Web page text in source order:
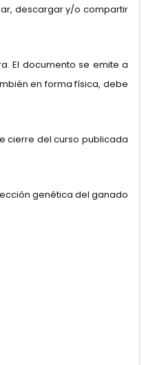
descargar y/o compartir
El documento se emite a
en forma física, debe
cierre del curso publicada
genética del ganado